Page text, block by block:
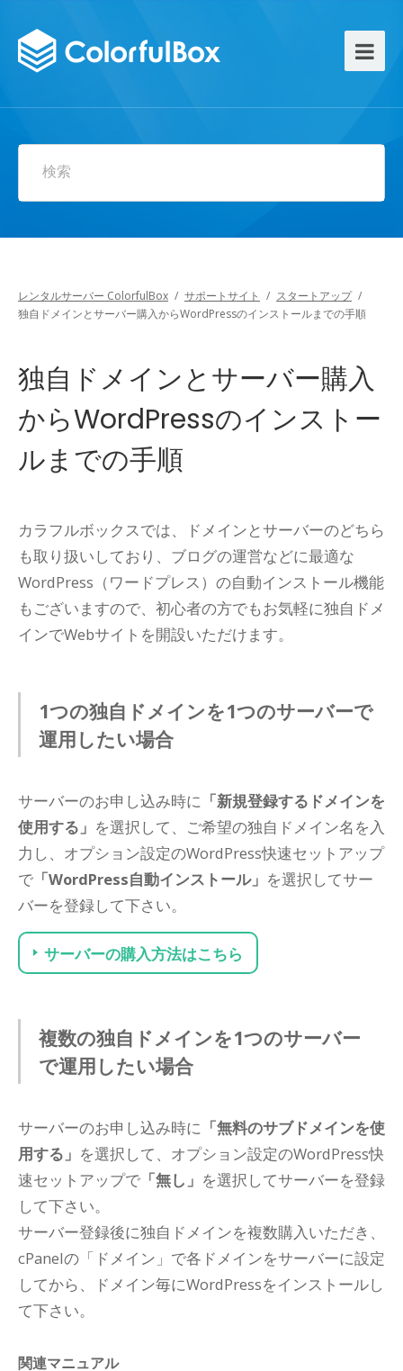
検索
レンタルサーバー ColorfulBox / サポートサイト / スタートアップ /
独自ドメインとサーバー購入からWordPressのインストールまでの手順
独自ドメインとサーバー購入
からWordPressのインストー
ルまでの手順
カラフルボックスでは、ドメインとサーバーのどちら
も取り扱いしており、ブログの運営などに最適な
WordPress（ワードプレス）の自動インストール機能
もございますので、初心者の方でもお気軽に独自ドメ
インでWebサイトを開設いただけます。
1つの独自ドメインを1つのサーバーで
運用したい場合
サーバーのお申し込み時に 「新規登録するドメインを
使用する」 を選択して、ご希望の独自ドメイン名を入
力し、オプション設定のWordPress快速セットアップ
で 「WordPress自動インストール」 を選択してサー
バーを登録して下さい。
サーバーの購入方法はこちら
複数の独自ドメインを1つのサーバー
で運用したい場合
サーバーのお申し込み時に 「無料のサブドメインを使
用する」 を選択して、オプション設定のWordPress快
速セットアップで 「無し」 を選択してサーバーを登録
して下さい。
サーバー登録後に独自ドメインを複数購入いただき、
cPanelの「ドメイン」で各ドメインをサーバーに設定
してから、ドメイン毎にWordPressをインストールし
て下さい。
関連マニュアル